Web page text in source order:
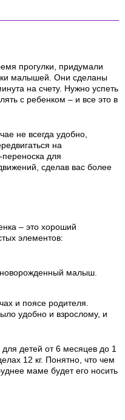
прогулки, придумали
малышей. Они сделаны
на счету. Нужно успеть
с ребенком – и все это в
не всегда удобно,
на
для
сделав вас более
– это хороший
элементов:
малыш.
и поясе родителя.
удобно и взрослому, и
детей от 6 месяцев до 1
12 кг. Понятно, что чем
маме будет его носить